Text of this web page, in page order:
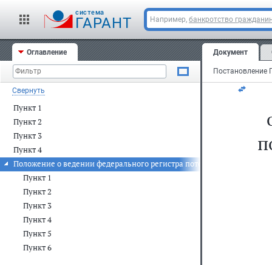
cистема
ГАРАНТ Например, банкротство
Оглавление
Свернуть
Пункт 1
Пункт 2
Пункт 3
Пункт 4
Положение о ведении федерального регистра потенциально
Пункт 1
Пункт 2
Пункт 3
Пункт 4
Пункт 5
Пункт 6
Документ